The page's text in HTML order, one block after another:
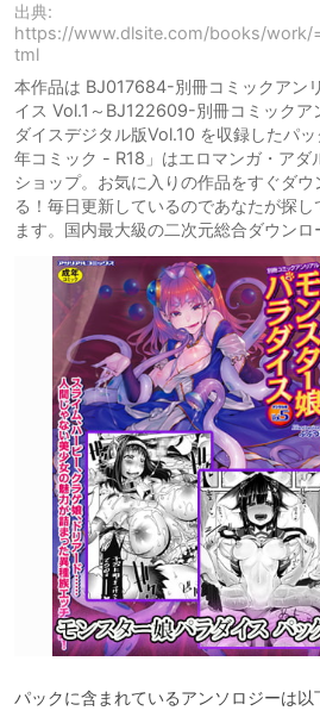
出典:
https://www.dlsite.com/books/work/
tml
本作品は BJ017684-別冊コミックアン
イス Vol.1～BJ122609-別冊コミックア
ダイスデジタル版Vol.10 を収録したパ
年コミック - R18」はエロマンガ・アダ
ショップ。お気に入りの作品をすぐダ
る！毎日更新しているのであなたが探し
ます。国内最大級の二次元総合ダウン
パックに含まれているアンソロジーは以